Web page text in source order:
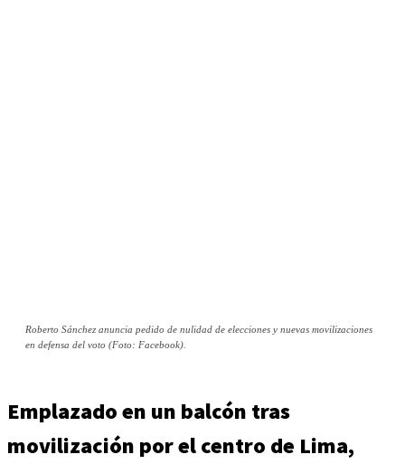
Roberto Sánchez anuncia pedido de nulidad de elecciones y nuevas movilizaciones
en defensa del voto (Foto: Facebook).
Emplazado en un balcón tras
movilización por el centro de Lima,